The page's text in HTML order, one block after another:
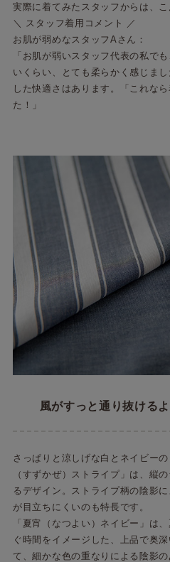
実際に着てみたスタッフからは、こ
＼ スタッフ着用コメント ／
お肌が弱めなスタッフAさん：
「お肌が弱いスタッフ代表の私で
いくらい、とても柔らかく感じま
した快適さはあります。「これな
た！」
風がすっと通り抜ける
さっぱりと涼しげな白とネイビー
（すずかぜ）ストライプ」は、縦
るデザイン。ストライプ柄の陰影
が目立ちにくいのも特長です。
「夏宵（なつよい）ネイビー」は
ぐ時間をイメージした、上品で奥
て、細かな色の重なりによる陰影